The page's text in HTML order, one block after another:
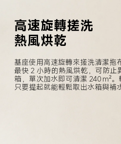
高速旋轉搓洗
熱風烘乾
基座使用高速旋轉來搓洗清潔拖
最快 2 小時的熱風烘乾，可防止
箱，單次加水即可清潔 240 m²。
只要提起就能輕鬆取出水箱與補